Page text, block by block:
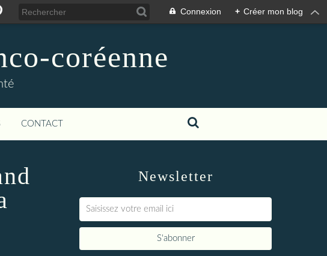
Connexion + Créer mon blog
coréenne
CONTACT
Newsletter